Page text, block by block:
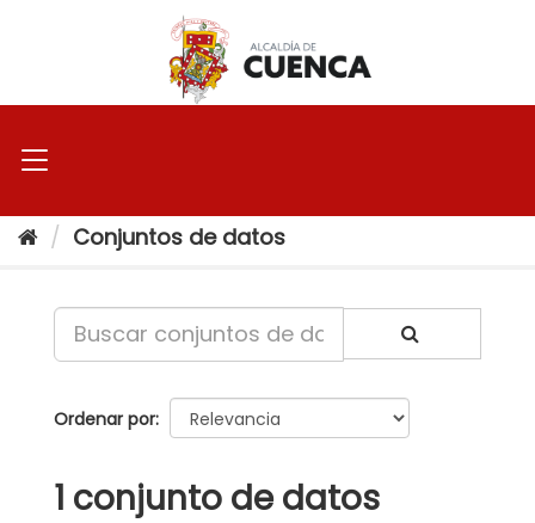
Conjuntos de datos
Ordenar por
1 conjunto de datos